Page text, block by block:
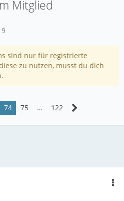
Mitglied
sind nur für registrierte
zu nutzen, musst du dich
74 75 … 122